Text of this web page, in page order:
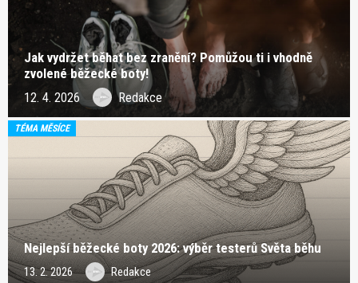
Jak vydržet běhat bez zranění? Pomůžou ti i vhodně
zvolené běžecké boty!
12. 4. 2026 Redakce
TÉMA MĚSÍCE
Nejlepší běžecké boty 2026: výběr testerů Světa běhu
13. 2. 2026 Redakce